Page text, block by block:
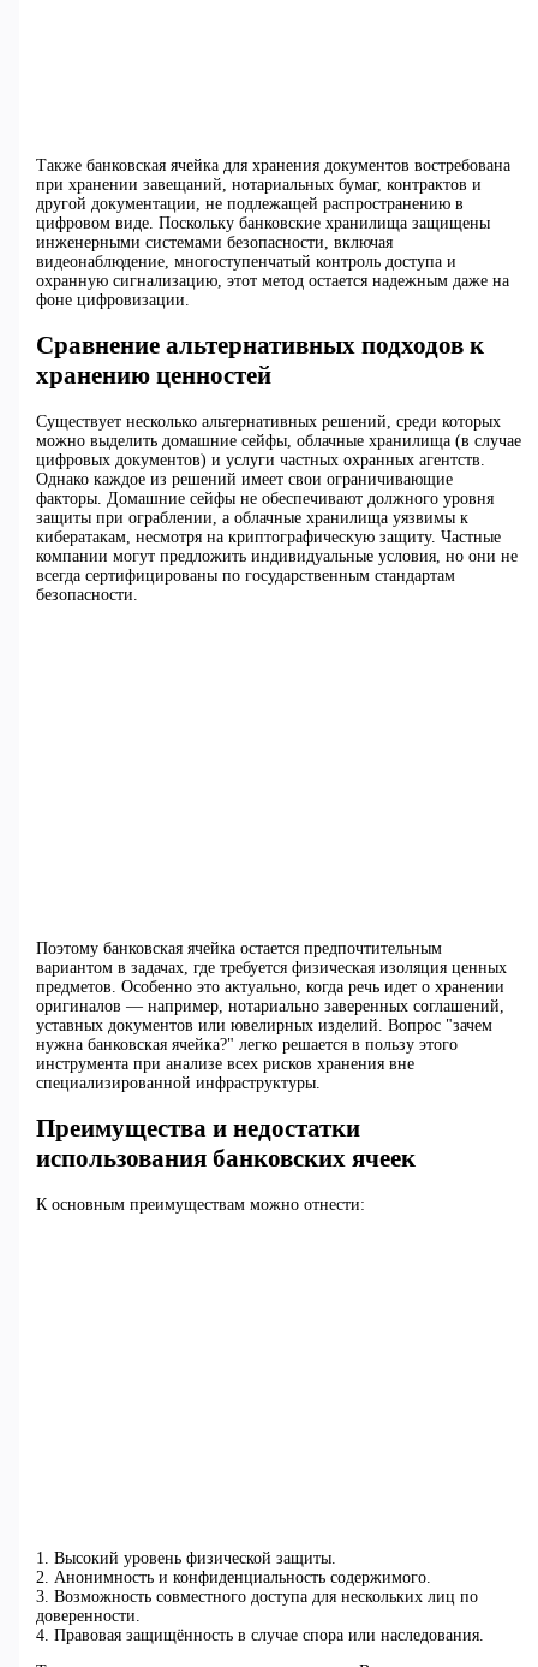
Также банковская ячейка для хранения документов востребована
при хранении завещаний, нотариальных бумаг, контрактов и
другой документации, не подлежащей распространению в
цифровом виде. Поскольку банковские хранилища защищены
инженерными системами безопасности, включая
видеонаблюдение, многоступенчатый контроль доступа и
охранную сигнализацию, этот метод остается надежным даже на
фоне цифровизации.
Сравнение альтернативных подходов к
хранению ценностей
Существует несколько альтернативных решений, среди которых
можно выделить домашние сейфы, облачные хранилища (в случае
цифровых документов) и услуги частных охранных агентств.
Однако каждое из решений имеет свои ограничивающие
факторы. Домашние сейфы не обеспечивают должного уровня
защиты при ограблении, а облачные хранилища уязвимы к
кибератакам, несмотря на криптографическую защиту. Частные
компании могут предложить индивидуальные условия, но они не
всегда сертифицированы по государственным стандартам
безопасности.
Поэтому банковская ячейка остается предпочтительным
вариантом в задачах, где требуется физическая изоляция ценных
предметов. Особенно это актуально, когда речь идет о хранении
оригиналов — например, нотариально заверенных соглашений,
уставных документов или ювелирных изделий. Вопрос "зачем
нужна банковская ячейка?" легко решается в пользу этого
инструмента при анализе всех рисков хранения вне
специализированной инфраструктуры.
Преимущества и недостатки
использования банковских ячеек
К основным преимуществам можно отнести:
1. Высокий уровень физической защиты.
2. Анонимность и конфиденциальность содержимого.
3. Возможность совместного доступа для нескольких лиц по
доверенности.
4. Правовая защищённость в случае спора или наследования.